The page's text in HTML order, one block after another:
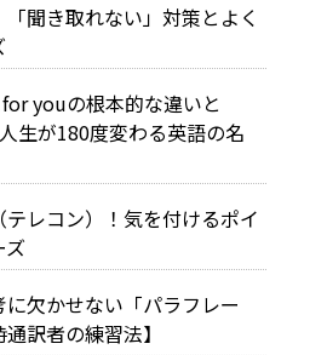
聞き取れない」対策とよく
youの根本的な違いと
生が180度変わる英語の名
レコン）！気を付けるポイ
ズ
欠かせない「パラフレー
訳者の練習法】